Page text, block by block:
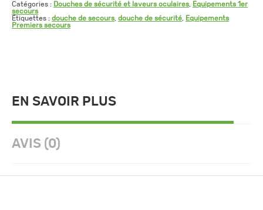
Catégories : Douches de sécurité et laveurs oculaires
Equipements 1er
secours
Étiquettes : douche de secours douche de sécurité
Equipements
Premiers secours
EN SAVOIR PLUS
AVIS (0)